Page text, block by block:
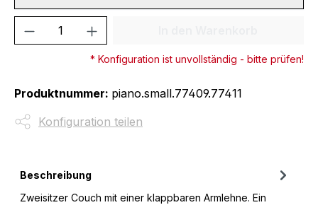
Produkt Anzahl: Gib den
* Konfiguration ist unvollständig - bitte prüfen!
Produktnummer: piano.small.77409.77411
Konfiguration teilen
Beschreibung
Zweisitzer Couch mit einer klappbaren Armlehne. Ein